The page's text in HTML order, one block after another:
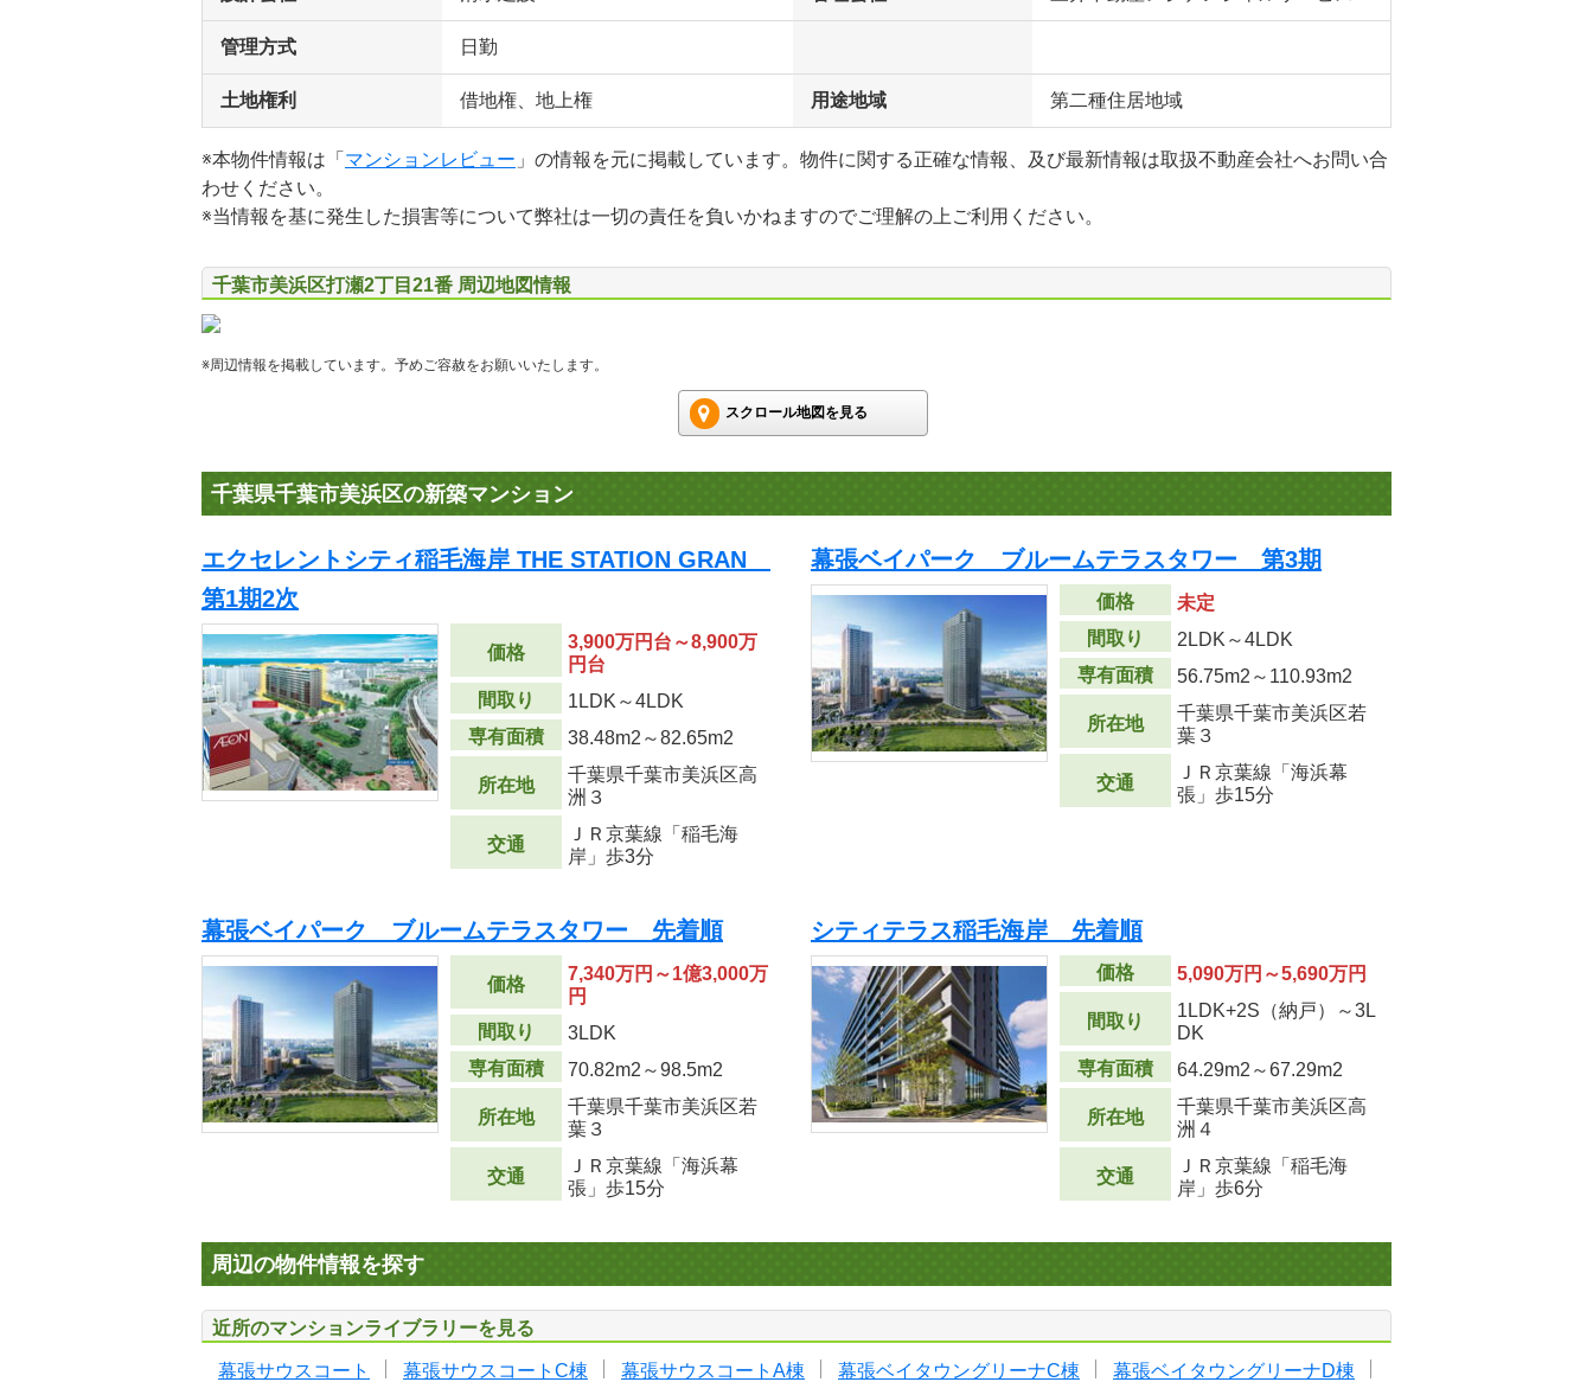
管理方式 日勤
土地権利 借地権、地上権 用途地域 第二種住居地域
※本物件情報は「 マンションレビュー 」の情報を元に掲載しています。物件に関する正確な情報、及び最新情報は取扱不動産会社へお問い合
わせください。
※当情報を基に発生した損害等について弊社は一切の責任を負いかねますのでご理解の上ご利用ください。
千葉市美浜区打瀬2丁目21番 周辺地図情報
※周辺情報を掲載しています。予めご容赦をお願いいたします。
スクロール地図を見る
千葉県千葉市美浜区の新築マンション
エクセレントシティ稲毛海岸 THE STATION GRAN
第1期2次
価格
3,900万円台～8,900万
円台
間取り
1LDK～4LDK
専有面積
38.48m2 ～82.65m2
所在地
千葉県千葉市美浜区高
洲３
交通
ＪＲ京葉線「稲毛海
岸」歩3分
幕張ベイパーク ブルームテラスタワー 第3期
価格
未定
間取り
2LDK～4LDK
専有面積
56.75m2 ～110.93m2
所在地
千葉県千葉市美浜区若
葉３
交通
ＪＲ京葉線「海浜幕
張」歩15分
幕張ベイパーク ブルームテラスタワー 先着順
価格
7,340万円～1億3,000万
円
間取り
3LDK
専有面積
70.82m2 ～98.5m2
所在地
千葉県千葉市美浜区若
葉３
交通
ＪＲ京葉線「海浜幕
張」歩15分
シティテラス稲毛海岸 先着順
価格 5,090万円～5,690万円
間取り
1LDK+2S（納戸）～3L
DK
専有面積
64.29m2 ～67.29m2
所在地
千葉県千葉市美浜区高
洲４
交通
ＪＲ京葉線「稲毛海
岸」歩6分
周辺の物件情報を探す
近所のマンションライブラリーを見る
幕張サウスコート 幕張サウスコートC棟 幕張サウスコートA棟 幕張ベイタウングリーナC棟
幕張ベイタウングリーナD棟